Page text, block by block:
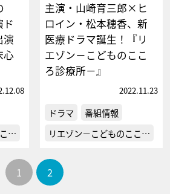
ド
演
心
こ…
主演・山崎育三郎×ヒ
ロイン・松本穂香、新
医療ドラマ誕生！『リ
エゾン－こどものここ
ろ診療所－』
2022.11.23
ドラマ
番組情報
リエゾン－こどものここ…
1 2